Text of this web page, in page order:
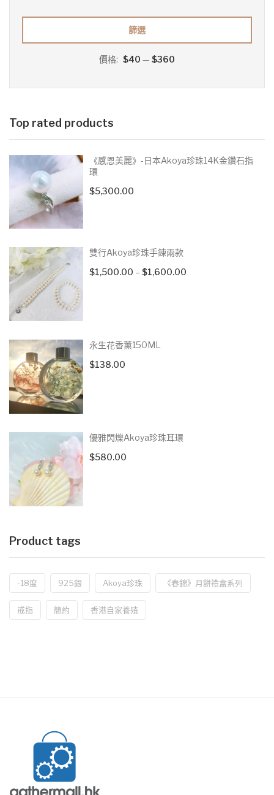
低
格
高
格
篩選
價格: $40 — $360
Top rated products
《感恩美麗》-日本Akoya珍珠14K金鑽石指
環
$5,300.00
雙行Akoya珍珠手鍊兩款
$1,500.00 – $1,600.00Price
永生花香薰150ML
$138.00
優雅閃爍Akoya珍珠耳環
$580.00
Product tags
-18度 925銀 Akoya珍珠 《春錦》月餅禮盒系列
戒指 簡約 香港自家養殖